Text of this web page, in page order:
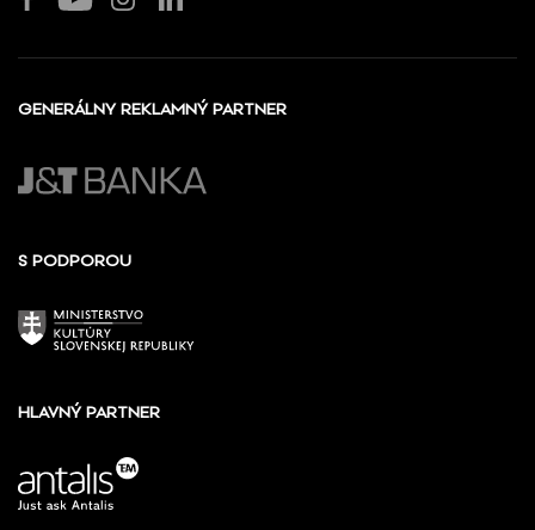
GENERÁLNY REKLAMNÝ PARTNER
S PODPOROU
HLAVNÝ PARTNER